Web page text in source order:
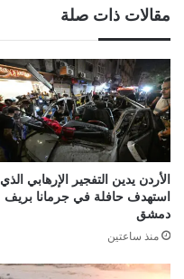
مقالات ذات صلة
الأردن يدين التفجير الإرهابي الذي
استهدف حافلة في جرمانا بريف
دمشق
منذ ساعتين